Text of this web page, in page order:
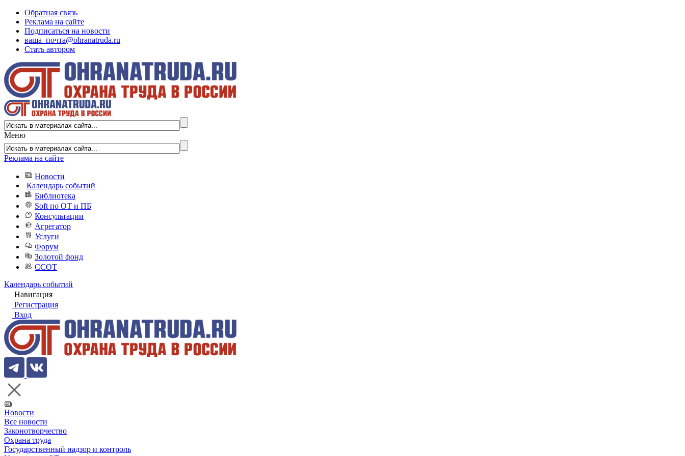
Обратная связь
Реклама на сайте
Подписаться на новости
ваша_почта@ohranatruda.ru
Стать автором
Меню
Реклама на сайте
Новости
Календарь событий
Библиотека
Soft по ОТ и ПБ
Консультации
Агрегатор
Услуги
Форум
Золотой фонд
ССОТ
Календарь событий
Навигация
Регистрация
Вход
Новости
Все новости
Законотворчество
Охрана труда
Государственный надзор и контроль